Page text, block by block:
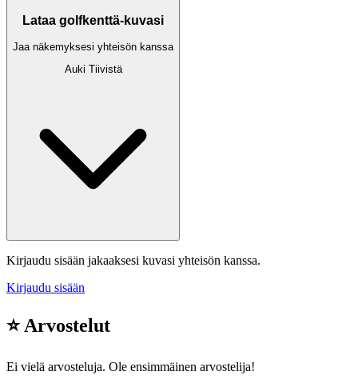
Lataa golfkenttä-kuvasi
Jaa näkemyksesi yhteisön kanssa
Auki Tiivistä
Kirjaudu sisään jakaaksesi kuvasi yhteisön kanssa.
Kirjaudu sisään
⭐ Arvostelut
Ei vielä arvosteluja. Ole ensimmäinen arvostelija!